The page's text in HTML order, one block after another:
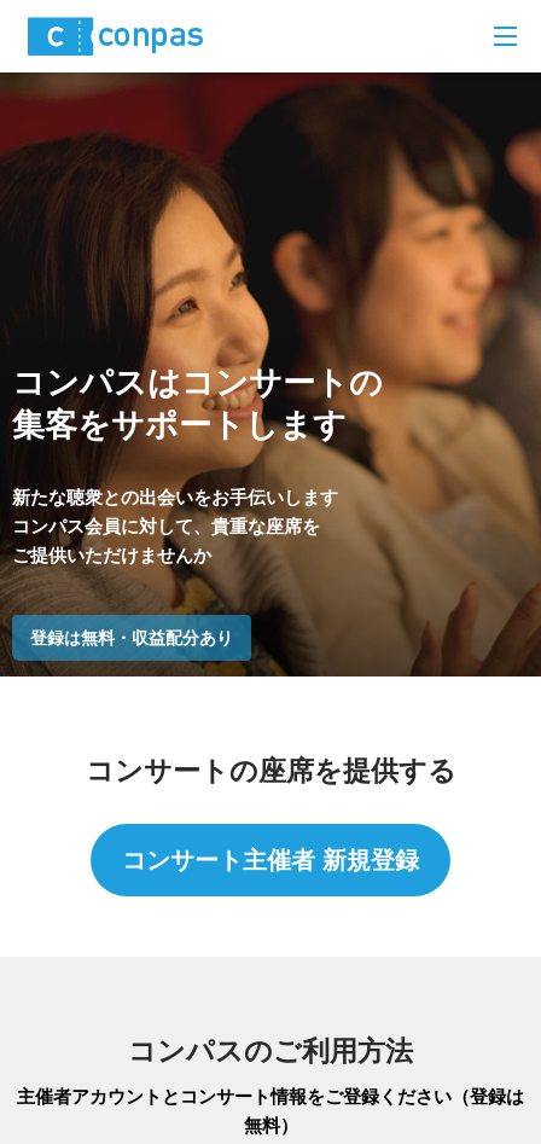
コンパスはコンサートの
集客をサポートします
新たな聴衆との出会いをお手伝いします
コンパス会員に対して、貴重な座席を
ご提供いただけませんか
登録は無料・収益配分あり
コンサートの座席を提供する
コンサート主催者 新規登録
コンパスのご利用方法
主催者アカウントとコンサート情報をご登録ください（登録は
無料）